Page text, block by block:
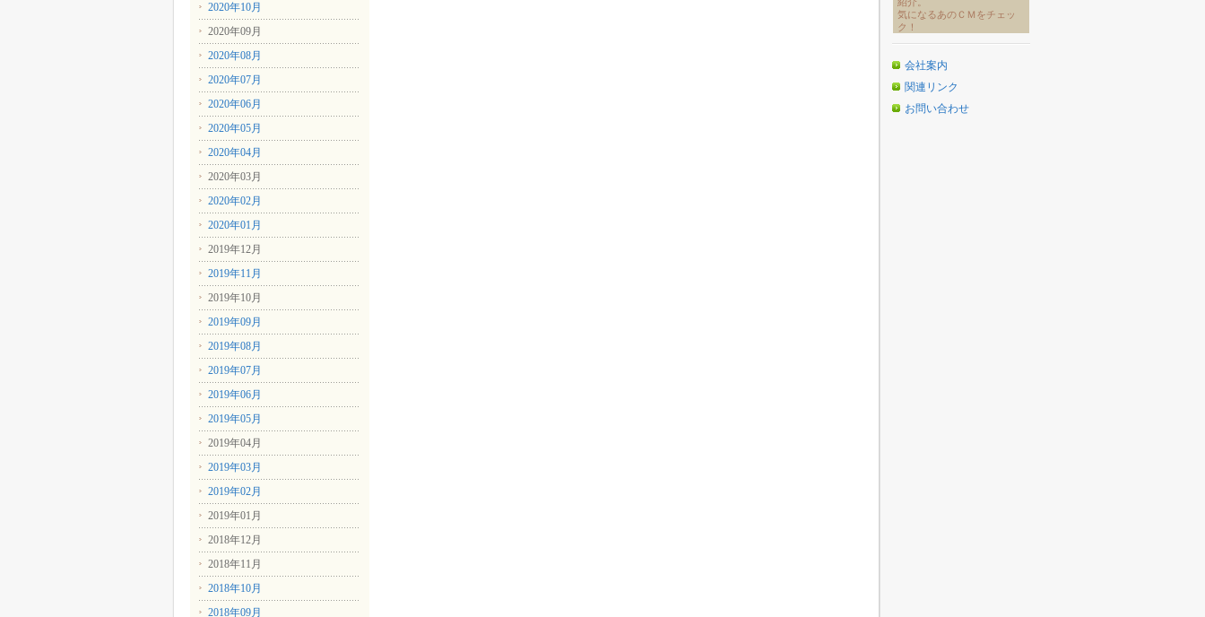
2020年10月
2020年09月
2020年08月
2020年07月
2020年06月
2020年05月
2020年04月
2020年03月
2020年02月
2020年01月
2019年12月
2019年11月
2019年10月
2019年09月
2019年08月
2019年07月
2019年06月
2019年05月
2019年04月
2019年03月
2019年02月
2019年01月
2018年12月
2018年11月
2018年10月
2018年09月
気になるあのＣＭをチェッ
ク！
会社案内
関連リンク
お問い合わせ